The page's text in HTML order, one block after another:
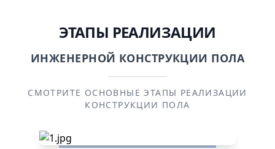
ЭТАПЫ РЕАЛИЗАЦИИ
ИНЖЕНЕРНОЙ КОНСТРУКЦИИ ПОЛА
СМОТРИТЕ ОСНОВНЫЕ ЭТАПЫ РЕАЛИЗАЦИИ
КОНСТРУКЦИИ ПОЛА